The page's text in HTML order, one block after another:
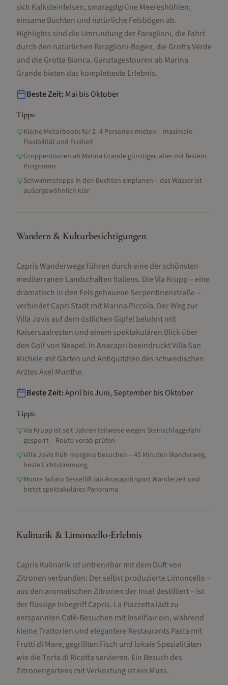
sich Kalksteinfelsen, smaragdgrüne Meereshöhlen,
einsame Buchten und natürliche Felsbögen ab.
Highlights sind die Umrundung der Faraglioni, die Fahrt
durch den natürlichen Faraglioni-Bogen, die Grotta Verde
und die Grotta Bianca. Ganztagestouren ab Marina
Grande bieten das kompletteste Erlebnis.
Beste Zeit:Mai bis Oktober
Tipps:
💡Kleine Motorboote für 2–4 Personen mieten – maximale
Flexibilität und Freiheit
💡Gruppentouren ab Marina Grande günstiger, aber mit festem
Programm
💡Schwimmstopps in den Buchten einplanen – das Wasser ist
außergewöhnlich klar
Wandern & Kulturbesichtigungen
Capris Wanderwege führen durch eine der schönsten
mediterranen Landschaften Italiens. Die Via Krupp – eine
dramatisch in den Fels gehauene Serpentinenstraße –
verbindet Capri Stadt mit Marina Piccola. Der Weg zur
Villa Jovis auf dem östlichen Gipfel belohnt mit
Kaisersaalresten und einem spektakulären Blick über
den Golf von Neapel. In Anacapri beeindruckt Villa San
Michele mit Gärten und Antiquitäten des schwedischen
Arztes Axel Munthe.
Beste Zeit:April bis Juni, September bis Oktober
Tipps:
💡Via Krupp ist seit Jahren teilweise wegen Steinschlaggefahr
gesperrt – Route vorab prüfen
💡Villa Jovis früh morgens besuchen – 45 Minuten Wanderweg,
beste Lichtstimmung
💡Monte Solaro Sessellift (ab Anacapri) spart Wanderzeit und
bietet spektakuläres Panorama
Kulinarik & Limoncello-Erlebnis
Capris Kulinarik ist untrennbar mit dem Duft von
Zitronen verbunden: Der selbst produzierte Limoncello –
aus den aromatischen Zitronen der Insel destilliert – ist
der flüssige Inbegriff Capris. La Piazzetta lädt zu
entspannten Café-Besuchen mit Inselflair ein, während
kleine Trattorien und elegantere Restaurants Pasta mit
Frutti di Mare, gegrillten Fisch und lokale Spezialitäten
wie die Torta di Ricotta servieren. Ein Besuch des
Zitronengartens mit Verkostung ist ein Muss.